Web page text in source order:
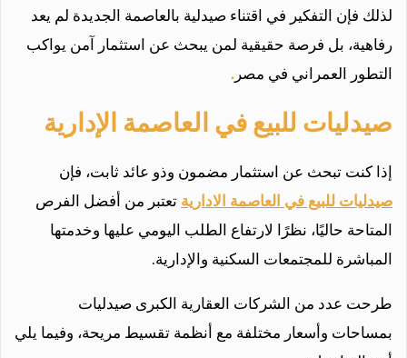
لذلك فإن التفكير في اقتناء صيدلية بالعاصمة الجديدة لم يعد
رفاهية، بل فرصة حقيقية لمن يبحث عن استثمار آمن يواكب
التطور العمراني في مصر.
صيدليات للبيع في العاصمة الإدارية
إذا كنت تبحث عن استثمار مضمون وذو عائد ثابت، فإن
صيدليات للبيع في العاصمة الاداريةتعتبر من أفضل الفرص
المتاحة حاليًا، نظرًا لارتفاع الطلب اليومي عليها وخدمتها
المباشرة للمجتمعات السكنية والإدارية.
طرحت عدد من الشركات العقارية الكبرى صيدليات
بمساحات وأسعار مختلفة مع أنظمة تقسيط مريحة، وفيما يلي